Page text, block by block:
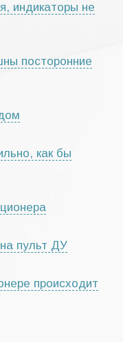
индикаторы не
посторонние
как бы
пульт ДУ
происходит